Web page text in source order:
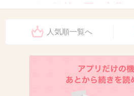
arか…また気持ち悪い言葉
逆に今までどおりスタイル
人気順一覧へ